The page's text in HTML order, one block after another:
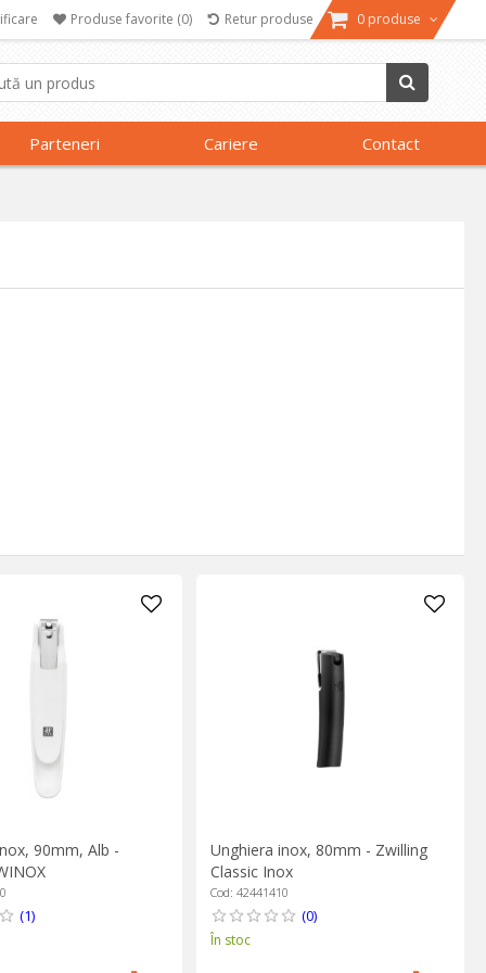
Produse favorite (0) Retur produse 0 produse
Parteneri Cariere Contact
90mm, Alb -
(1)
Unghiera inox, 80mm - Zwilling
Classic Inox
Cod: 42441410
(0)
În stoc